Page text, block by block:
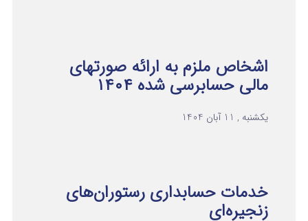
اشخاص ملزم به ارائه صورتهای
مالی حسابرسی شده ۱۴۰۴
یکشنبه , 11 آبان 1404
خدمات حسابداری رستوران‌های
زنجیره‌ای